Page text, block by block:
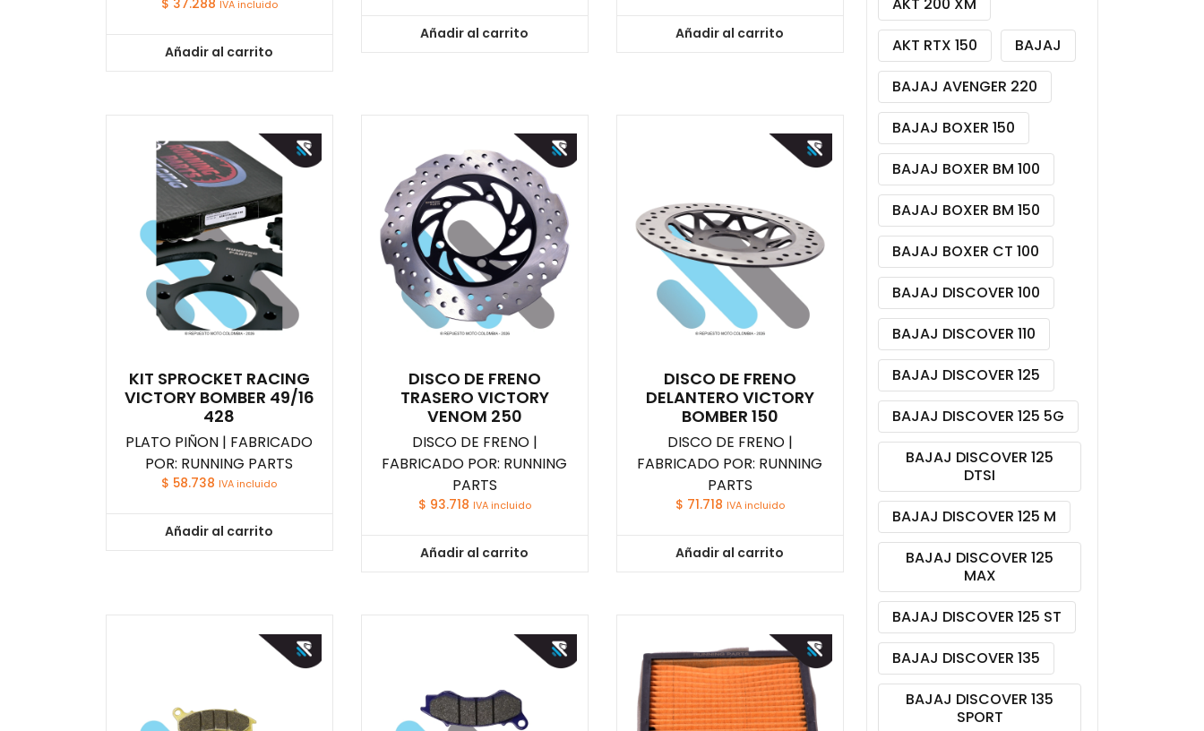
$ 37.288 IVA incluido
Añadir al carrito
Añadir al carrito Añadir al carrito
KIT SPROCKET RACING
VICTORY BOMBER 49/16
428
PLATO PIÑON | FABRICADO
POR: RUNNING PARTS
$ 58.738 IVA incluido
Añadir al carrito
DISCO DE FRENO
TRASERO VICTORY
VENOM 250
DISCO DE FRENO |
FABRICADO POR: RUNNING
PARTS
$ 93.718 IVA incluido
Añadir al carrito
DISCO DE FRENO
DELANTERO VICTORY
BOMBER 150
DISCO DE FRENO |
FABRICADO POR: RUNNING
PARTS
$ 71.718 IVA incluido
Añadir al carrito
AKT RTX 150
BAJAJ
BAJAJ AVENGER 220
BAJAJ BOXER 150
BAJAJ BOXER BM 100
BAJAJ BOXER BM 150
BAJAJ BOXER CT 100
BAJAJ DISCOVER 100
BAJAJ DISCOVER 110
BAJAJ DISCOVER 125
BAJAJ DISCOVER 125 5G
BAJAJ DISCOVER 125
DTSI
BAJAJ DISCOVER 125 M
BAJAJ DISCOVER 125
MAX
BAJAJ DISCOVER 125 ST
BAJAJ DISCOVER 135
BAJAJ DISCOVER 135
SPORT